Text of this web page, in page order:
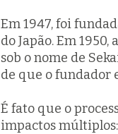
Em 1947, foi
do Japão. Em
sob o nome de
de que o fundador
É fato que o
impactos